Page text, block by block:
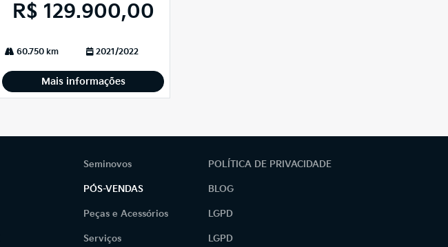
R$ 129.900,00
60.750 km 2021/2022
Mais informações
Seminovos
PÓS-VENDAS
Peças e Acessórios
Serviços
POLÍTICA DE PRIVACIDADE
BLOG
LGPD
LGPD